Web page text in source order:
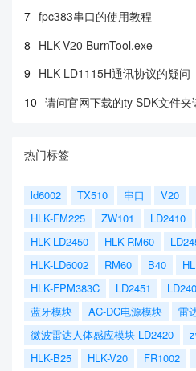
7 fpc383串口的使用教程
8 HLK-V20 BurnTool.exe
9 HLK-LD1115H通讯协议的疑问
10 请问官网下载的ty SDK文件夹
热门标签
ld6002 TX510 串口 V20
HLK-FM225
ZW101 LD2410
HLK-LD2450
HLK-RM60
HLK-LD6002
RM60 B40
HLK-FPM383C
LD2451
蓝牙模块
AC-DC电源模块 雷
微波雷达人体感应模块 LD2420
HLK-B25
HLK-V20 FR1002